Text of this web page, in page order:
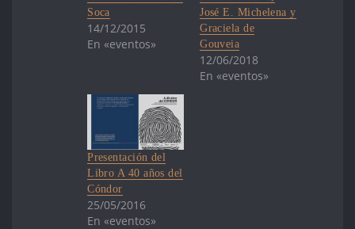
Soca
14/12/2015
En «eventos»
José E. Michelena y
Graciela de
Gouveia
12/06/2018
En «eventos»
Presentación del
Libro A 40 años del
Cóndor
25/05/2016
En «eventos»